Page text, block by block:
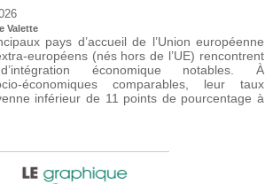
Valette
pays d’accueil de l’Union européenne
européens (nés hors de l’UE) rencontrent
économique notables. À
économiques comparables, leur taux
inférieur de 11 points de pourcentage à